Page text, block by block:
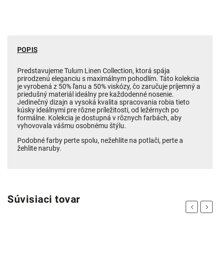
POPIS
Predstavujeme Tulum Linen Collection, ktorá spája
prirodzenú eleganciu s maximálnym pohodlím. Táto kolekcia
je vyrobená z 50% ľanu a 50% viskózy, čo zaručuje príjemný a
priedušný materiál ideálny pre každodenné nosenie.
Jedinečný dizajn a vysoká kvalita spracovania robia tieto
kúsky ideálnymi pre rôzne príležitosti, od ležérnych po
formálne. Kolekcia je dostupná v rôznych farbách, aby
vyhovovala vášmu osobnému štýlu.
Podobné farby perte spolu, nežehlite na potlači, perte a
žehlite naruby.
Súvisiaci tovar
PreviousNext